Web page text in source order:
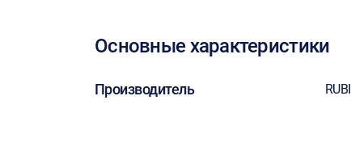
Основные характеристики
Производитель RUBI